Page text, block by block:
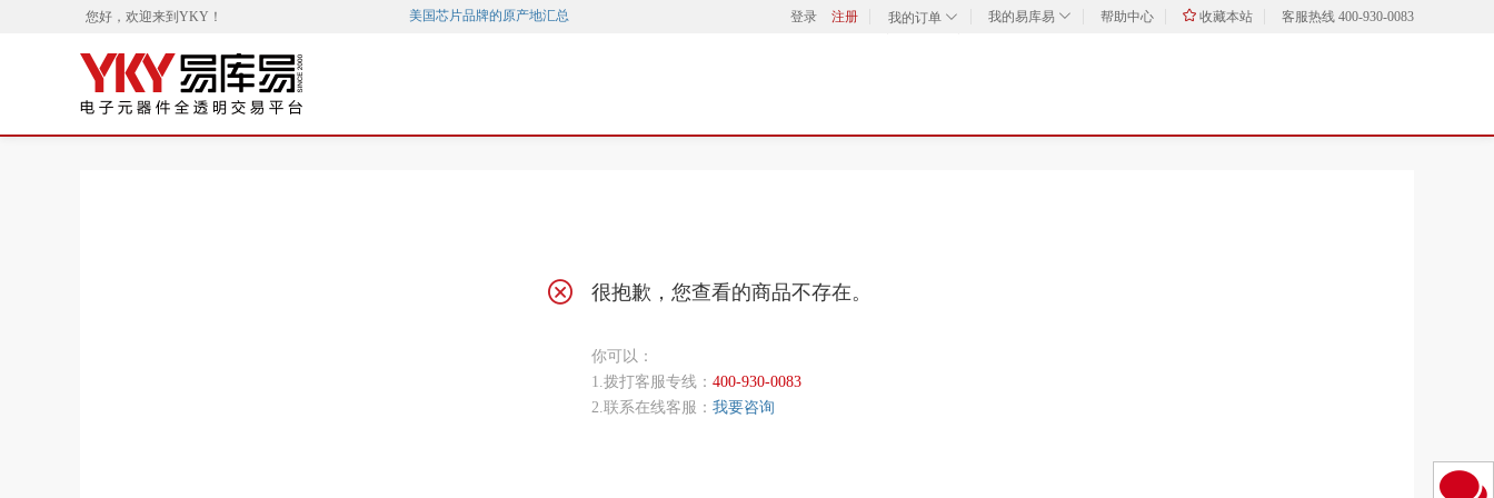
您好，欢迎来到 YKY ！ 美国芯片品牌的原产地汇总 登录 注册 我的订单 我的易库易 帮助中心 收藏本站 客服热线 400-930-0083
很抱歉，您查看的商品不存在。
你可以：
1.拨打客服专线： 400-930-0083
2.联系在线客服： 我要咨询